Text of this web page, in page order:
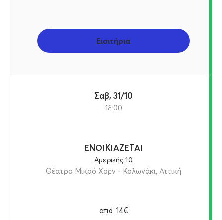
Εισιτήρια
Σαβ, 31/10
18:00
ΕΝΟΙΚΙΑΖΕΤΑΙ
Αμερικής 10
Θέατρο Μικρό Χορν - Κολωνάκι, Αττική
από 14€